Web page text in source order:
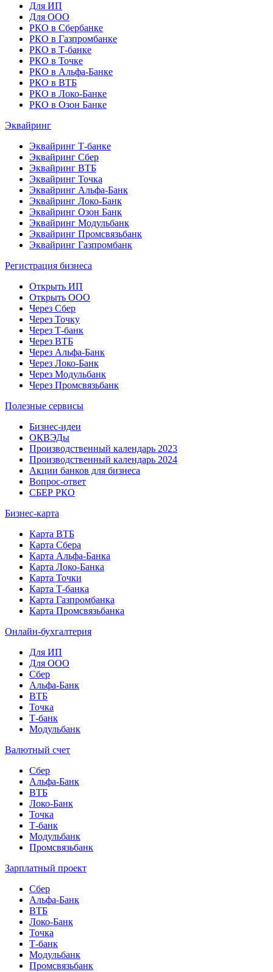
Для ИП
Для ООО
РКО в Сбербанке
РКО в Газпромбанке
РКО в Т-банке
РКО в Точке
РКО в Альфа-Банке
РКО в ВТБ
РКО в Локо-Банке
РКО в Озон Банке
Эквайринг
Эквайринг Т-банке
Эквайринг Сбер
Эквайринг ВТБ
Эквайринг Точка
Эквайринг Альфа-Банк
Эквайринг Локо-Банк
Эквайринг Озон Банк
Эквайринг Модульбанк
Эквайринг Промсвязьбанк
Эквайринг Газпромбанк
Регистрация бизнеса
Открыть ИП
Открыть ООО
Через Сбер
Через Точку
Через Т-банк
Через ВТБ
Через Альфа-Банк
Через Локо-Банк
Через Модульбанк
Через Промсвязьбанк
Полезные сервисы
Бизнес-идеи
ОКВЭДы
Производственный календарь 2023
Производственный календарь 2024
Акции банков для бизнеса
Вопрос-ответ
СБЕР РКО
Бизнес-карта
Карта ВТБ
Карта Сбера
Карта Альфа-Банка
Карта Локо-Банка
Карта Точки
Карта Т-банка
Карта Газпромбанка
Карта Промсвязьбанка
Онлайн-бухгалтерия
Для ИП
Для ООО
Сбер
Альфа-Банк
ВТБ
Точка
Т-банк
Модульбанк
Валютный счет
Сбер
Альфа-Банк
ВТБ
Локо-Банк
Точка
Т-банк
Модульбанк
Промсвязьбанк
Зарплатный проект
Сбер
Альфа-Банк
ВТБ
Локо-Банк
Точка
Т-банк
Модульбанк
Промсвязьбанк